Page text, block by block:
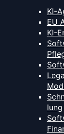
KI-
EU
KI-
lung